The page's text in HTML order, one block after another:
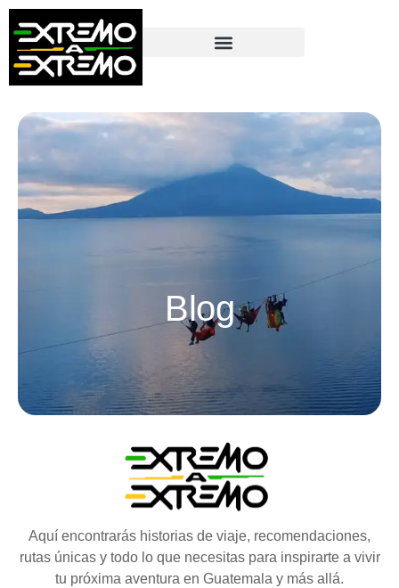
contenido
Blog
Aquí encontrarás historias de viaje, recomendaciones,
rutas únicas y todo lo que necesitas para inspirarte a vivir
tu próxima aventura en Guatemala y más allá.